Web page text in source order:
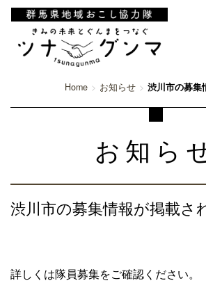
Home お知らせ 渋川市の募集
お知ら
渋川市の募集情報が掲載さ
詳しくは隊員募集をご確認ください。